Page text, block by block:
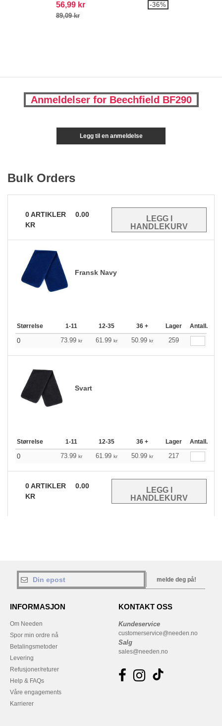
56,99 kr
89,09 kr
-36%
Anmeldelser for Beechfield BF290
Legg til en anmeldelse
Bulk Orders
0ARTIKLER
0.00
KR
Fransk Navy
Størrelse 1-11 12-35 36 + Lager Antall.
0 73.99 kr 61.99 kr 50.99 kr 259
Svart
Størrelse 1-11 12-35 36 + Lager Antall.
0 73.99 kr 61.99 kr 50.99 kr 217
0ARTIKLER
0.00
KR
melde deg på!
INFORMASJON
Om Needen
Spor min ordre nå
Betalingsmetoder
Levering
Refusjoner/returer
Help & FAQs
Våre engagements
Karrierer
KONTAKT OSS
Kundeservice
customerservice@needen.no
Salg
sales@needen.no